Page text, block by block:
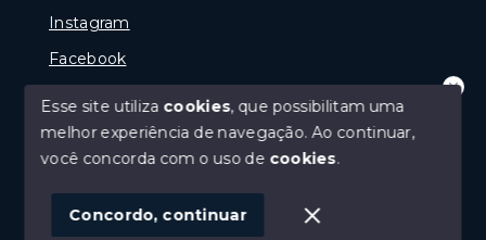
Instagram
Facebook
Olá! que bom te ver por aqui!
precisando de ajuda ou buscando outro
tipo de imóvel, fale conosco!
Esse site utiliza cookies, que possibilitam uma
melhor experiência de navegação.Ao continuar,
você concorda com o uso de cookies.
Concordo, continuar